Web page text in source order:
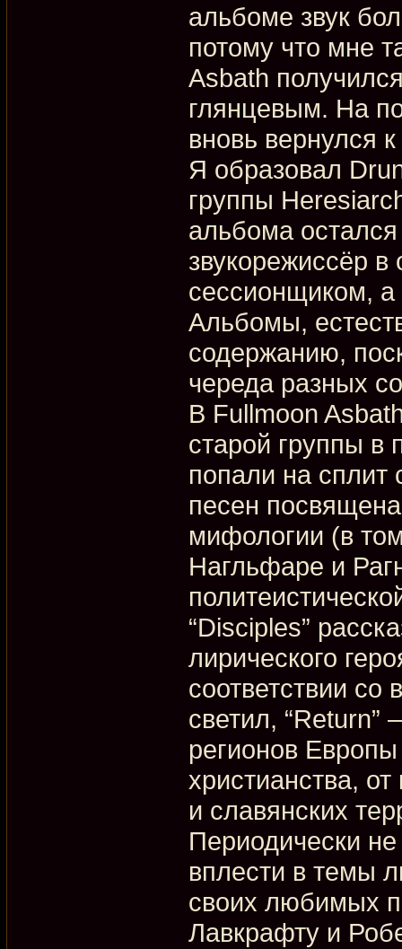
альбоме звук
потому что мне
Asbath
глянцевым. На
вновь вернулся
Я образовал
группы
альбома
звукорежиссёр
сессионщиком, а
Альбомы,
содержанию,
череда разных
В Fullmoon
старой группы в
попали на сплит
песен
мифологии (в
Нагльфаре и
“Disciples”
лирического
соответствии со
светил, “Return”
регионов
христианства,
и славянских
Периодически
вплести в темы
своих любимых
Лавкрафту и